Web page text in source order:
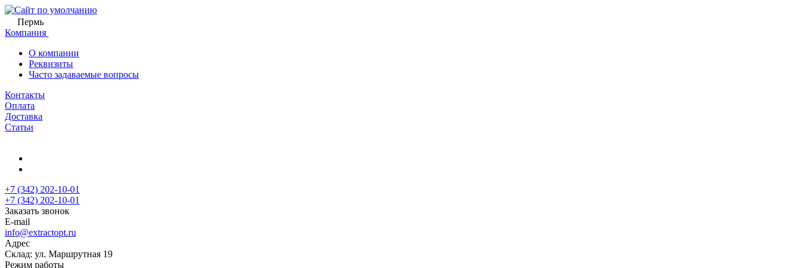
Пермь
Компания
О компании
Реквизиты
Часто задаваемые вопросы
Контакты
Оплата
Доставка
Статьи
+7 (342) 202-10-01
+7 (342) 202-10-01
Заказать звонок
E-mail
info@extractopt.ru
Адрес
Склад: ул. Маршрутная 19
Режим работы